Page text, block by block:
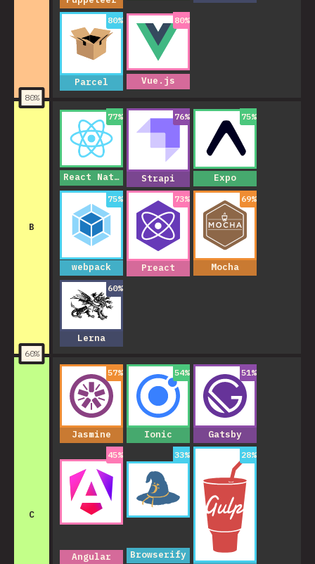
80%
80%
Parcel
80%
Vue.js
B
60%
77%
React Native
76%
Strapi
75%
Expo
75%
webpack
73%
Preact
69%
Mocha
60%
Lerna
C
57%
Jasmine
54%
Ionic
51 %
Gatsby
45%
Angular
33%
Browserify
28%